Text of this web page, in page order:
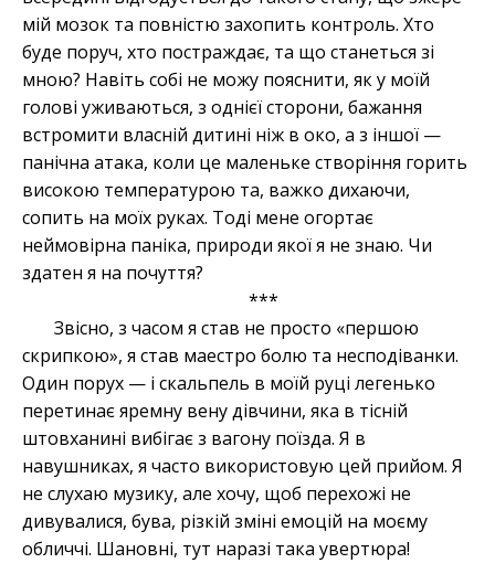
мій мозок та повністю захопить контроль. Хто
буде поруч, хто постраждає, та що станеться зі
мною? Навіть собі не можу пояснити, як у моїй
голові уживаються, з однієї сторони, бажання
встромити власній дитині ніж в око, а з іншої —
панічна атака, коли це маленьке створіння горить
високою температурою та, важко дихаючи,
сопить на моїх руках. Тоді мене огортає
неймовірна паніка, природи якої я не знаю. Чи
здатен я на почуття?
***
Звісно, з часом я став не просто «першою
скрипкою», я став маестро болю та несподіванки.
Один порух — і скальпель в моїй руці легенько
перетинає яремну вену дівчини, яка в тісній
штовханині вибігає з вагону поїзда. Я в
навушниках, я часто використовую цей прийом. Я
не слухаю музику, але хочу, щоб перехожі не
дивувалися, бува, різкій зміні емоцій на моєму
обличчі. Шановні, тут наразі така увертюра!